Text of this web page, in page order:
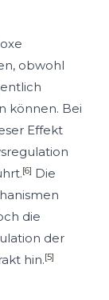
obwohl
können. Bei
Effekt
[6] Die
die
der
hin.[5]